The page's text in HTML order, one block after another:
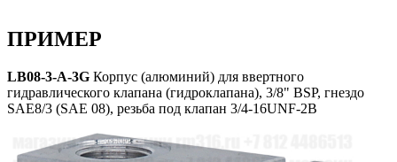
ПРИМЕР
LB08-3-A-3G Корпус (алюминий) для ввертного
гидравлического клапана (гидроклапана), 3/8" BSP, гнездо
SAE8/3 (SAE 08), резьба под клапан 3/4-16UNF-2B